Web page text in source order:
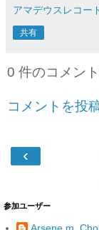
アマデウスレコー
共有
0 件のコメン
コメントを投
‹
参加ユーザー